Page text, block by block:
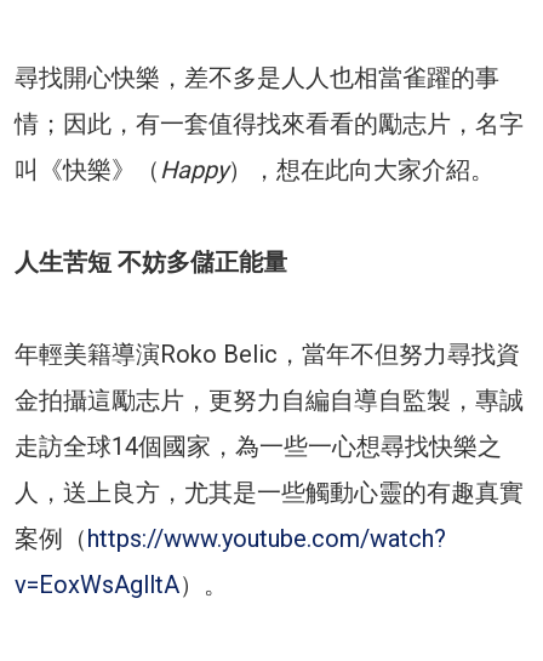
尋找開心快樂，差不多是人人也相當雀躍的事
情；因此，有一套值得找來看看的勵志片，名字
叫《快樂》（Happy），想在此向大家介紹。
人生苦短 不妨多儲正能量
年輕美籍導演Roko Belic，當年不但努力尋找資
金拍攝這勵志片，更努力自編自導自監製，專誠
走訪全球14個國家，為一些一心想尋找快樂之
人，送上良方，尤其是一些觸動心靈的有趣真實
案例（https://www.youtube.com/watch?
v=EoxWsAglltA）。